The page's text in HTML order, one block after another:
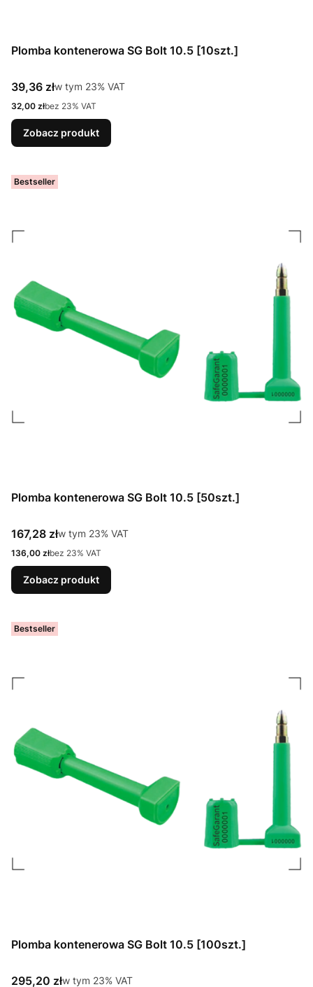
Plomba kontenerowa SG Bolt 10.5 [10szt.]
Cena brutto
39,36 złw tym %s VAT
w tym 23% VAT
Cena netto
32,00 złbez 23% VAT
Zobacz produkt
Bestseller
Plomba kontenerowa SG Bolt 10.5 [50szt.]
Cena brutto
167,28 złw tym %s VAT
w tym 23% VAT
Cena netto
136,00 złbez 23% VAT
Zobacz produkt
Bestseller
Plomba kontenerowa SG Bolt 10.5 [100szt.]
Cena brutto
295,20 złw tym %s VAT
w tym 23% VAT